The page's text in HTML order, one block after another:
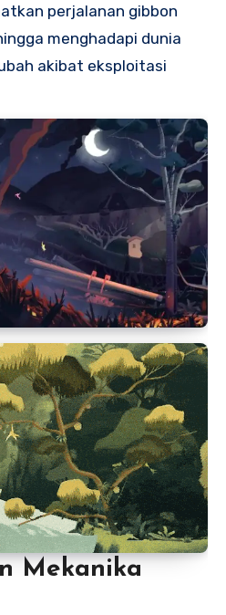
perjalanan gibbon
menghadapi dunia
akibat eksploitasi
Mekanika